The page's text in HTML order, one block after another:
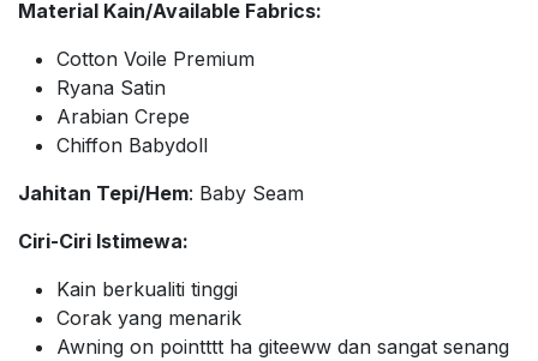
Material Kain/Available Fabrics:
Cotton Voile Premium
Ryana Satin
Arabian Crepe
Chiffon Babydoll
Jahitan Tepi/Hem: Baby Seam
Ciri-Ciri Istimewa:
Kain berkualiti tinggi
Corak yang menarik
Awning on pointttt ha giteeww dan sangat senang